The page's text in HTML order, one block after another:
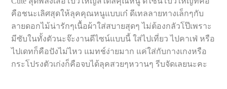
คือชนะเลิศสุดให้ลุคคุณหนูแบบเก๋ ดีเทลลายทางเล็กๆกับ
ลายดอกไม้น่ารักๆเนื้อผ้าใส่สบายสุดๆ ไม่ต้องกลัวโป๊เพราะ
มีซับในทั้งตัวนะจ๊ะงานดีไซน์แบบนี้ ใส่ไปเที่ยว ไปคาเฟ่ หรือ
ไปเดทก็คือปังไม่ไหว แมทช์ง่ายมาก แค่ใส่กับกางเกงหรือ
กระโปรงตัวเก่งก็คือจบได้ลุคสวยๆหวานๆ รีบจัดเลยนะคะ